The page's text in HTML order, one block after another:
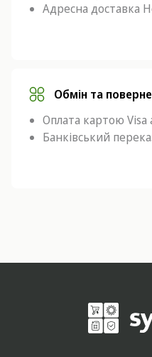
Адресна доставка
Обмін та
Оплата картою Visa
Банківський